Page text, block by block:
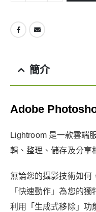
簡介
Adobe
Lightroom 是一款雲端
輯、整理、儲存及分享
無論您的攝影技術如何
「快速動作」為您的
利用「生成式移除」功